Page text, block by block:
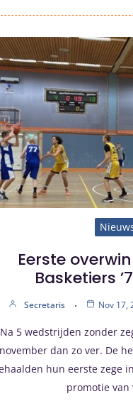
Eerste
Basketiers
Secretaris Nov 17,
Na 5 wedstrijden zonder
dan zo ver. De
hun eerste zege
promotie van